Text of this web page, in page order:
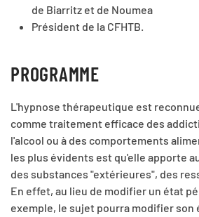
de Biarritz et de Noumea
Président de la CFHTB.
PROGRAMME
L'hypnose thérapeutique est
comme traitement efficace des
l'alcool ou à des comportements
les plus évidents est qu'elle apporte
des substances "extérieures", des
En effet, au lieu de modifier un état
exemple, le sujet pourra modifier son